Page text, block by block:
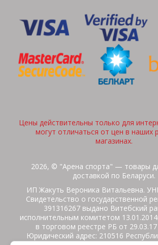
Цены действительны только для
могут отличаться от цен в наших
магазинах.
2026, © "Арена спорта" — товары
доставкой по Беларуси.
ИП Жакуть Вероника Витальевна.
Свидетельство о государственной
391316267 выдано Витебский
исполнительным комитетом
в торговом реестре РБ от
Юридический адрес: 210516